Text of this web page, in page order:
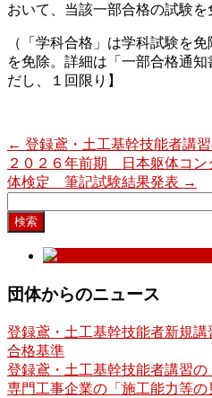
おいて、当該一部合格の試験を
（「学科合格」は学科試験を
を免除。詳細は「一部合格通
だし、１回限り】
← 登録鳶・土工基幹技能者講
２０２６年前期 日本躯体コン
体検定 筆記試験結果発表 →
索:
団体からのニュース
登録鳶・土工基幹技能者新規
合格基準
登録鳶・土工基幹技能者講習の
専門工事企業の「施工能力等